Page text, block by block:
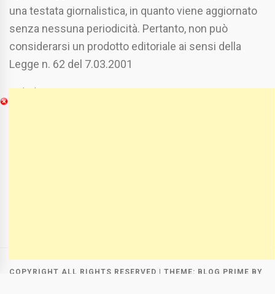
una testata giornalistica, in quanto viene aggiornato
senza nessuna periodicità. Pertanto, non può
considerarsi un prodotto editoriale ai sensi della
Legge n. 62 del 7.03.2001
Chi Siamo
COPYRIGHT ALL RIGHTS RESERVED | THEME: BLOG PRIME BY